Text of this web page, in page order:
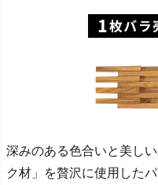
深みのある色合いと美し
ク材」を贅沢に使用した